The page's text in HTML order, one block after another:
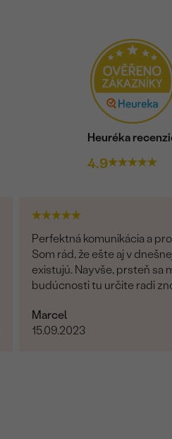
Heuréka
4.9
Perfektná komunikácia a
Som rád, že ešte aj v
existujú. Nayvše, prsteň sa
budúcnosti tu určite radi
Marcel
15.09.2023